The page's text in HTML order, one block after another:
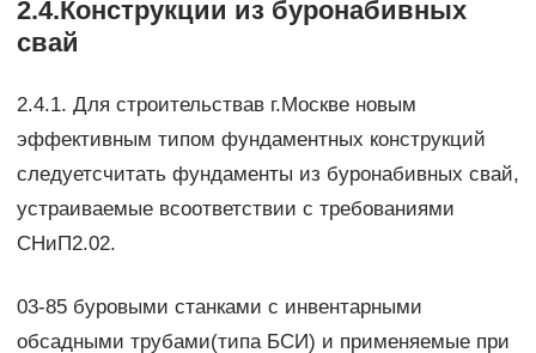
2.4.Конструкции из буронабивных
свай
2.4.1. Для строительствав г.Москве новым
эффективным типом фундаментных конструкций
следуетсчитать фундаменты из буронабивных свай,
устраиваемые всоответствии с требованиями
СНиП2.02.
03-85 буровыми станками с инвентарными
обсадными трубами(типа БСИ) и применяемые при